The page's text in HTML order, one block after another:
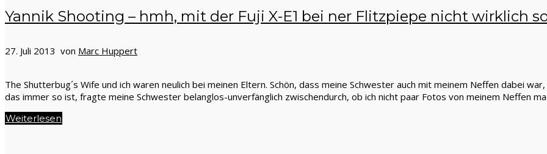
Yannik Shooting – hmh, mit der Fuji X-E1 bei ner Flitzpiepe nicht wirklich
27. Juli 2013 von Marc Huppert
The Shutterbug´s Wife und ich waren neulich bei meinen Eltern. Schön, dass meine Schwester auch mit meinem Neffen dabei
das immer so ist, fragte meine Schwester belanglos-unverfänglich zwischendurch, ob ich nicht paar Fotos von meinem Neffen
Weiterlesen